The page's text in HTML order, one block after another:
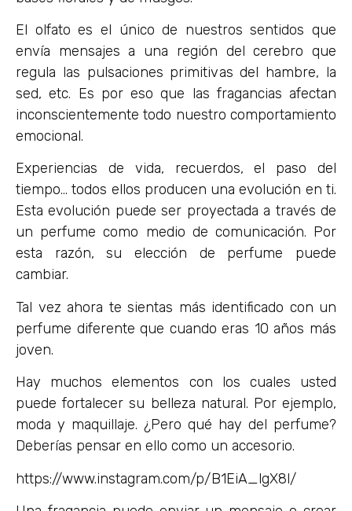
El olfato es el único de nuestros sentidos que
envía mensajes a una región del cerebro que
regula las pulsaciones primitivas del hambre, la
sed, etc. Es por eso que las fragancias afectan
inconscientemente todo nuestro comportamiento
emocional.
Experiencias de vida, recuerdos, el paso del
tiempo… todos ellos producen una evolución en ti.
Esta evolución puede ser proyectada a través de
un perfume como medio de comunicación. Por
esta razón, su elección de perfume puede
cambiar.
Tal vez ahora te sientas más identificado con un
perfume diferente que cuando eras 10 años más
joven.
Hay muchos elementos con los cuales usted
puede fortalecer su belleza natural. Por ejemplo,
moda y maquillaje. ¿Pero qué hay del perfume?
Deberías pensar en ello como un accesorio.
https://www.instagram.com/p/B1EiA_lgX8l/